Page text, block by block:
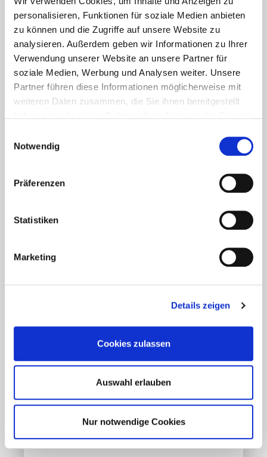
personalisieren, Funktionen für soziale Medien anbieten
zu können und die Zugriffe auf unsere Website zu
analysieren. Außerdem geben wir Informationen zu Ihrer
Verwendung unserer Website an unsere Partner für
soziale Medien, Werbung und Analysen weiter. Unsere
Partner führen diese Informationen möglicherweise mit
weiteren Daten zusammen, die Sie ihnen bereitgestellt
Notwendig
Präferenzen
Statistiken
Marketing
Details zeigen
Cookies zulassen
Auswahl erlauben
Nur notwendige Cookies
Coronavirus in Norwegen –
Osten?
Mehr erfahren